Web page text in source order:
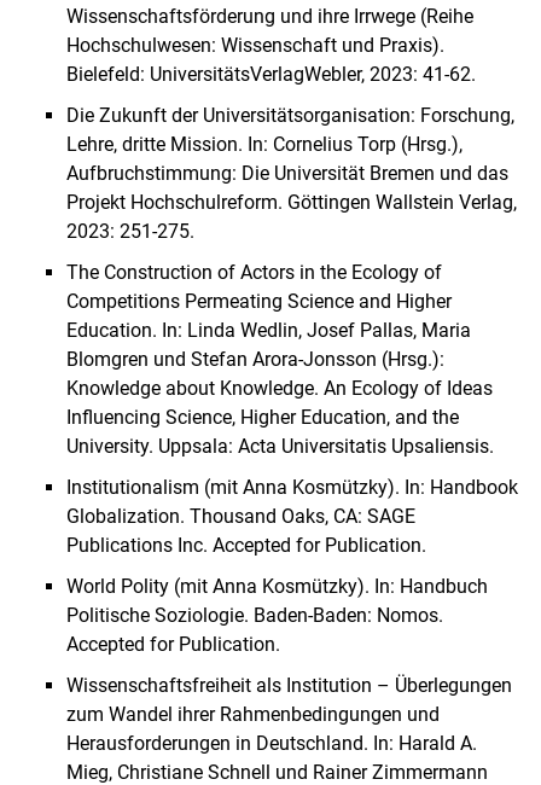
Wissenschaftsförderung und ihre Irrwege (Reihe
Hochschulwesen: Wissenschaft und Praxis).
Bielefeld: UniversitätsVerlagWebler, 2023: 41-62.
Die Zukunft der Universitätsorganisation: Forschung,
Lehre, dritte Mission. In: Cornelius Torp (Hrsg.),
Aufbruchstimmung: Die Universität Bremen und das
Projekt Hochschulreform. Göttingen Wallstein Verlag,
2023: 251-275.
The Construction of Actors in the Ecology of
Competitions Permeating Science and Higher
Education. In: Linda Wedlin, Josef Pallas, Maria
Blomgren und Stefan Arora-Jonsson (Hrsg.):
Knowledge about Knowledge. An Ecology of Ideas
Influencing Science, Higher Education, and the
University. Uppsala: Acta Universitatis Upsaliensis.
Institutionalism (mit Anna Kosmützky). In: Handbook
Globalization. Thousand Oaks, CA: SAGE
Publications Inc. Accepted for Publication.
World Polity (mit Anna Kosmützky). In: Handbuch
Politische Soziologie. Baden-Baden: Nomos.
Accepted for Publication.
Wissenschaftsfreiheit als Institution – Überlegungen
zum Wandel ihrer Rahmenbedingungen und
Herausforderungen in Deutschland. In: Harald A.
Mieg, Christiane Schnell und Rainer Zimmermann